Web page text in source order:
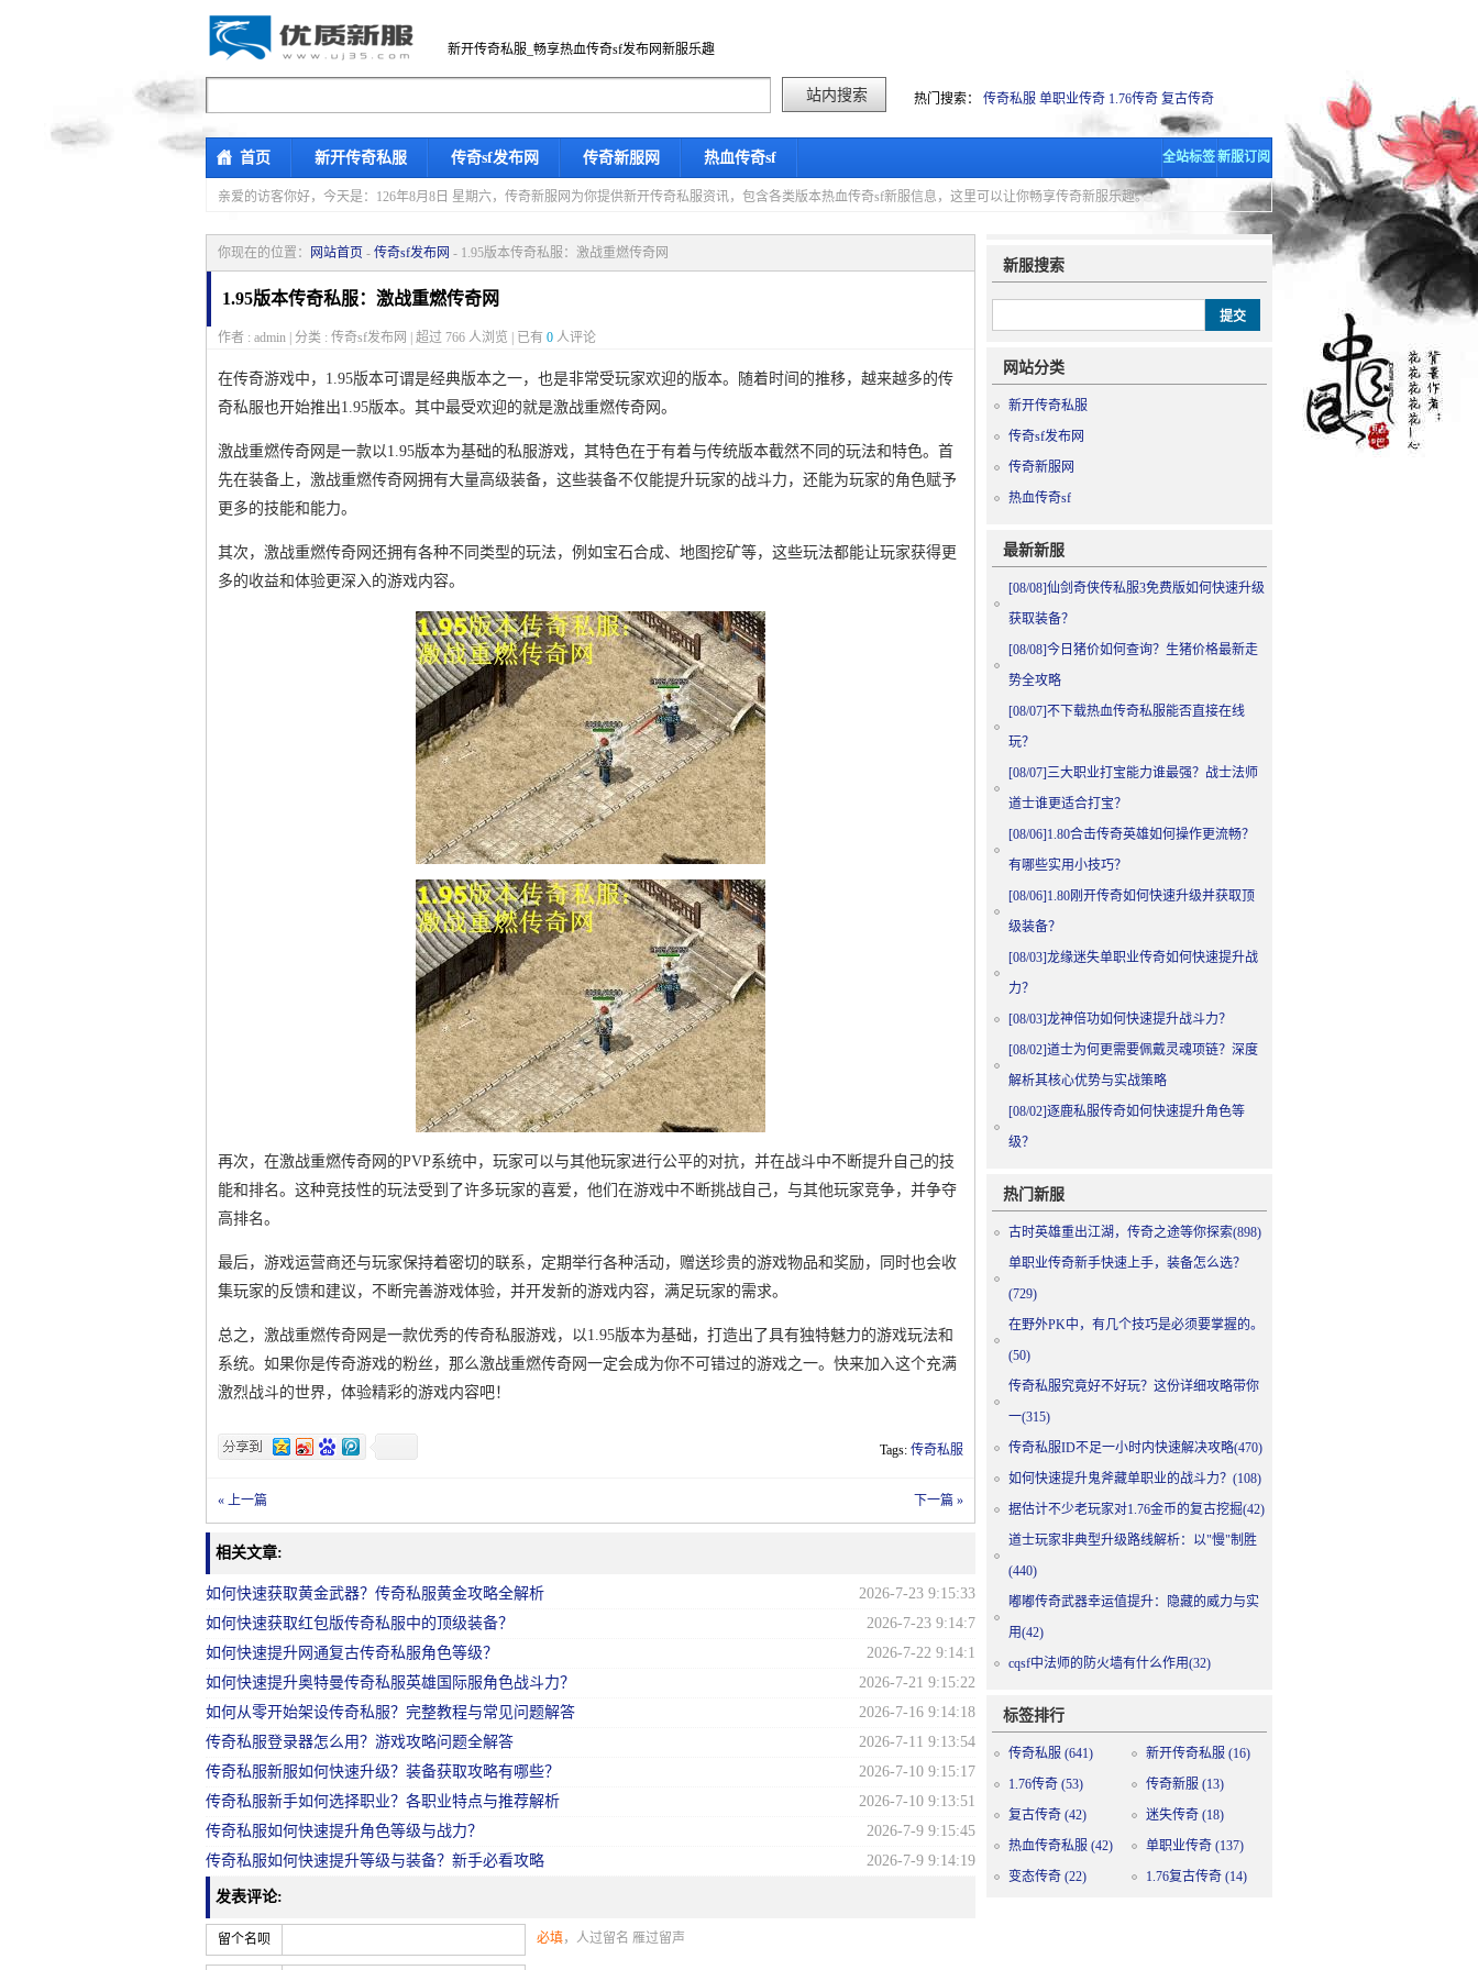
新开传奇私服_畅享热血传奇sf发布网新服乐趣
热门搜索： 传奇私服 单职业传奇 1.76传奇 复古传奇
首页 新开传奇私服 传奇sf发布网 传奇新服网 热血传奇sf 全站标签新服订阅
亲爱的访客你好， 今天是：126年8月8日 星期六，传奇新服网为你提供新开传奇私服资讯，包含各类版本热血传奇sf新服信息，这里可以让你畅享传奇新服乐趣。
你现在的位置： 网站首页 - 传奇sf发布网 - 1.95版本传奇私服：激战重燃传奇网
1.95版本传奇私服：激战重燃传奇网
作者 : admin | 分类 : 传奇sf发布网 | 超过 766 人浏览 | 已有 0 人评论
在传奇游戏中，1.95版本可谓是经典版本之一，也是非常受玩家欢迎的版本。随着时间的推移，越来越多的传
奇私服也开始推出1.95版本。其中最受欢迎的就是激战重燃传奇网。
激战重燃传奇网是一款以1.95版本为基础的私服游戏，其特色在于有着与传统版本截然不同的玩法和特色。首
先在装备上，激战重燃传奇网拥有大量高级装备，这些装备不仅能提升玩家的战斗力，还能为玩家的角色赋予
更多的技能和能力。
其次，激战重燃传奇网还拥有各种不同类型的玩法，例如宝石合成、地图挖矿等，这些玩法都能让玩家获得更
多的收益和体验更深入的游戏内容。
再次，在激战重燃传奇网的PVP系统中，玩家可以与其他玩家进行公平的对抗，并在战斗中不断提升自己的技
能和排名。这种竞技性的玩法受到了许多玩家的喜爱，他们在游戏中不断挑战自己，与其他玩家竞争，并争夺
高排名。
最后，游戏运营商还与玩家保持着密切的联系，定期举行各种活动，赠送珍贵的游戏物品和奖励，同时也会收
集玩家的反馈和建议，不断完善游戏体验，并开发新的游戏内容，满足玩家的需求。
总之，激战重燃传奇网是一款优秀的传奇私服游戏，以1.95版本为基础，打造出了具有独特魅力的游戏玩法和
系统。如果你是传奇游戏的粉丝，那么激战重燃传奇网一定会成为你不可错过的游戏之一。快来加入这个充满
激烈战斗的世界，体验精彩的游戏内容吧！
Tags: 传奇私服
« 上一篇 下一篇 »
相关文章:
如何快速获取黄金武器？传奇私服黄金攻略全解析
2026-7-23 9:15:33
如何快速获取红包版传奇私服中的顶级装备？
2026-7-23 9:14:7
如何快速提升网通复古传奇私服角色等级？
2026-7-22 9:14:1
如何快速提升奥特曼传奇私服英雄国际服角色战斗力？
2026-7-21 9:15:22
如何从零开始架设传奇私服？完整教程与常见问题解答
2026-7-16 9:14:18
传奇私服登录器怎么用？游戏攻略问题全解答
2026-7-11 9:13:54
传奇私服新服如何快速升级？装备获取攻略有哪些？
2026-7-10 9:15:17
传奇私服新手如何选择职业？各职业特点与推荐解析
2026-7-10 9:13:51
传奇私服如何快速提升角色等级与战力？
2026-7-9 9:15:45
传奇私服如何快速提升等级与装备？新手必看攻略
2026-7-9 9:14:19
发表评论:
留个名呗 必填，人过留名 雁过留声
新服搜索
网站分类
新开传奇私服
传奇sf发布网
传奇新服网
热血传奇sf
最新新服
[08/08]仙剑奇侠传私服3免费版如何快速升级
获取装备？
[08/08]今日猪价如何查询？生猪价格最新走
势全攻略
[08/07]不下载热血传奇私服能否直接在线
玩？
[08/07]三大职业打宝能力谁最强？战士法师
道士谁更适合打宝？
[08/06]1.80合击传奇英雄如何操作更流畅？
有哪些实用小技巧？
[08/06]1.80刚开传奇如何快速升级并获取顶
级装备？
[08/03]龙缘迷失单职业传奇如何快速提升战
力？
[08/03]龙神倍功如何快速提升战斗力？
[08/02]道士为何更需要佩戴灵魂项链？深度
解析其核心优势与实战策略
[08/02]逐鹿私服传奇如何快速提升角色等
级？
热门新服
古时英雄重出江湖，传奇之途等你探索(898)
单职业传奇新手快速上手，装备怎么选？
(729)
在野外PK中，有几个技巧是必须要掌握的。
(50)
传奇私服究竟好不好玩？这份详细攻略带你
一(315)
传奇私服ID不足一小时内快速解决攻略(470)
如何快速提升鬼斧藏单职业的战斗力？(108)
据估计不少老玩家对1.76金币的复古挖掘(42)
道士玩家非典型升级路线解析：以"慢"制胜
(440)
嘟嘟传奇武器幸运值提升：隐藏的威力与实
用(42)
cqsf中法师的防火墙有什么作用(32)
标签排行
传奇私服 (641) 新开传奇私服 (16)
1.76传奇 (53) 传奇新服 (13)
复古传奇 (42) 迷失传奇 (18)
热血传奇私服 (42) 单职业传奇 (137)
变态传奇 (22) 1.76复古传奇 (14)